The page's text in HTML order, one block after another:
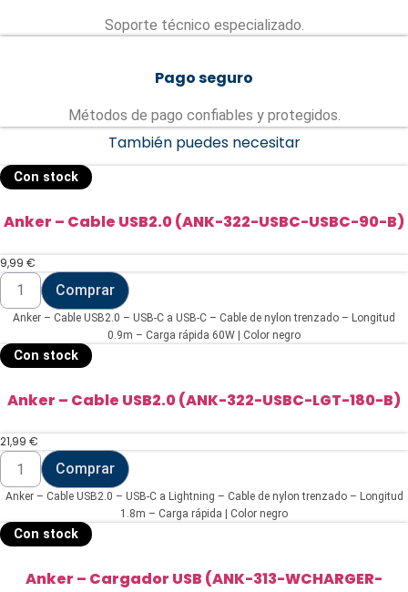
Soporte técnico especializado.
Pago seguro
Métodos de pago confiables y protegidos.
También puedes necesitar
Con stock
Anker – Cable USB2.0 (ANK-322-USBC-USBC-90-B)
9,99 €
Anker
Cable
USB2.0
322-
USBC-
90-
B)
Comprar
Anker – Cable USB2.0 – USB-C a USB-C – Cable de nylon trenzado – Longitud
0.9m – Carga rápida 60W | Color negro
Con stock
Anker – Cable USB2.0 (ANK-322-USBC-LGT-180-B)
21,99 €
Anker
Cable
USB2.0
322-
USBC-
180-
Comprar
Anker – Cable USB2.0 – USB-C a Lightning – Cable de nylon trenzado – Longitud
1.8m – Carga rápida | Color negro
Con stock
Anker – Cargador USB (ANK-313-WCHARGER-